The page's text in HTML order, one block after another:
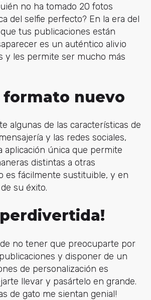
no ha tomado 20 fotos
del selfie perfecto? En la era del
tus publicaciones están
es un auténtico alivio
y les permite ser mucho más
formato nuevo
algunas de las características de
y las redes sociales,
aplicación única que permite
distintas a otras
es fácilmente sustituible, y en
su éxito.
no tener que preocuparte por
y disponer de un
de personalización es
llevar y pasártelo en grande.
de gato me sientan genial!